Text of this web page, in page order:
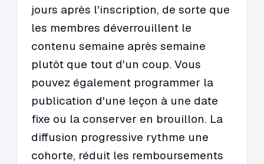
jours après l'inscription, de sorte que
les membres déverrouillent le
contenu semaine après semaine
plutôt que tout d'un coup. Vous
pouvez également programmer la
publication d'une leçon à une date
fixe ou la conserver en brouillon. La
diffusion progressive rythme une
cohorte, réduit les remboursements